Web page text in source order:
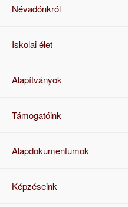
Névadónkról
Iskolai élet
Alapítványok
Támogatóink
Alapdokumentumok
Képzéseink